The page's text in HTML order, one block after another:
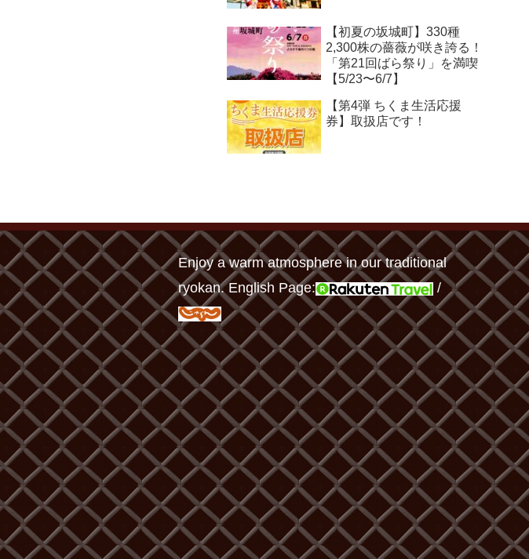
【初夏の坂城町】330種
2,300株の薔薇が咲き誇る！
「第21回ばら祭り」を満喫
【5/23〜6/7】
【第4弾 ちくま生活応援
券】取扱店です！
Enjoy a warm atmosphere in our traditional
ryokan. English Page:
/